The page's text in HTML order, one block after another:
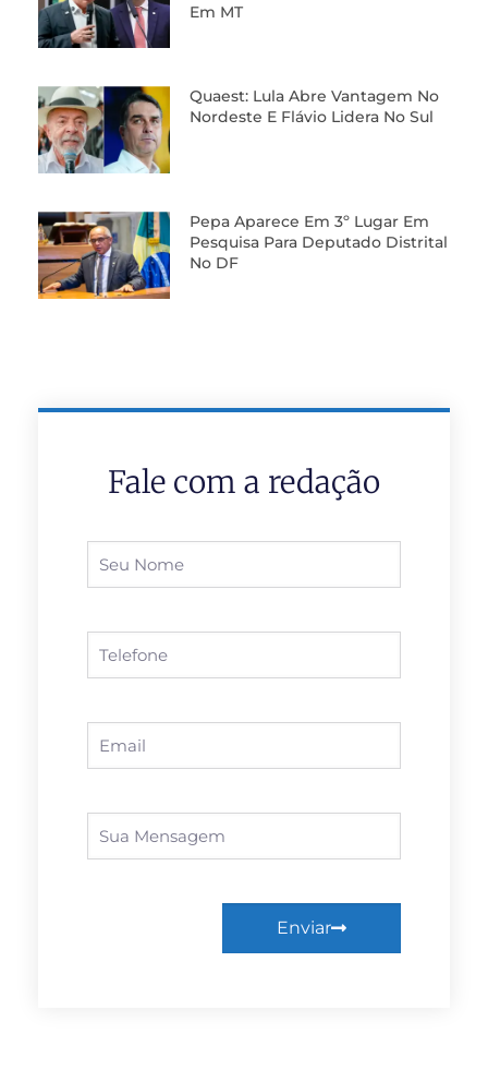
Em MT
Quaest: Lula Abre Vantagem No
Nordeste E Flávio Lidera No Sul
Pepa Aparece Em 3º Lugar Em
Pesquisa Para Deputado Distrital
No DF
Fale com a redação
Enviar